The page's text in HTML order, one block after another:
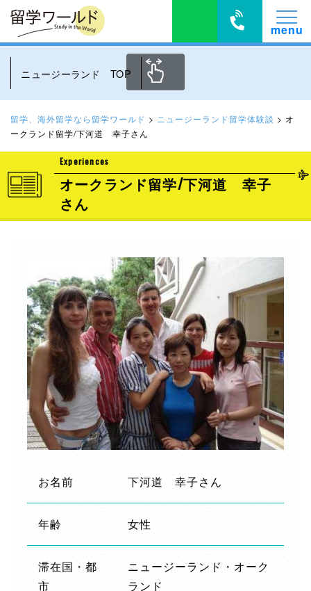
ニュージーランド TOP
留学、海外留学なら留学ワールド > ニュージーランド留学体験談 > オ
ークランド留学/下河道 幸子さん
Experiences
オークランド留学/下河道 幸子
さん
お名前 下河道 幸子さん
年齢 女性
滞在国・都
市
ニュージーランド・オーク
ランド